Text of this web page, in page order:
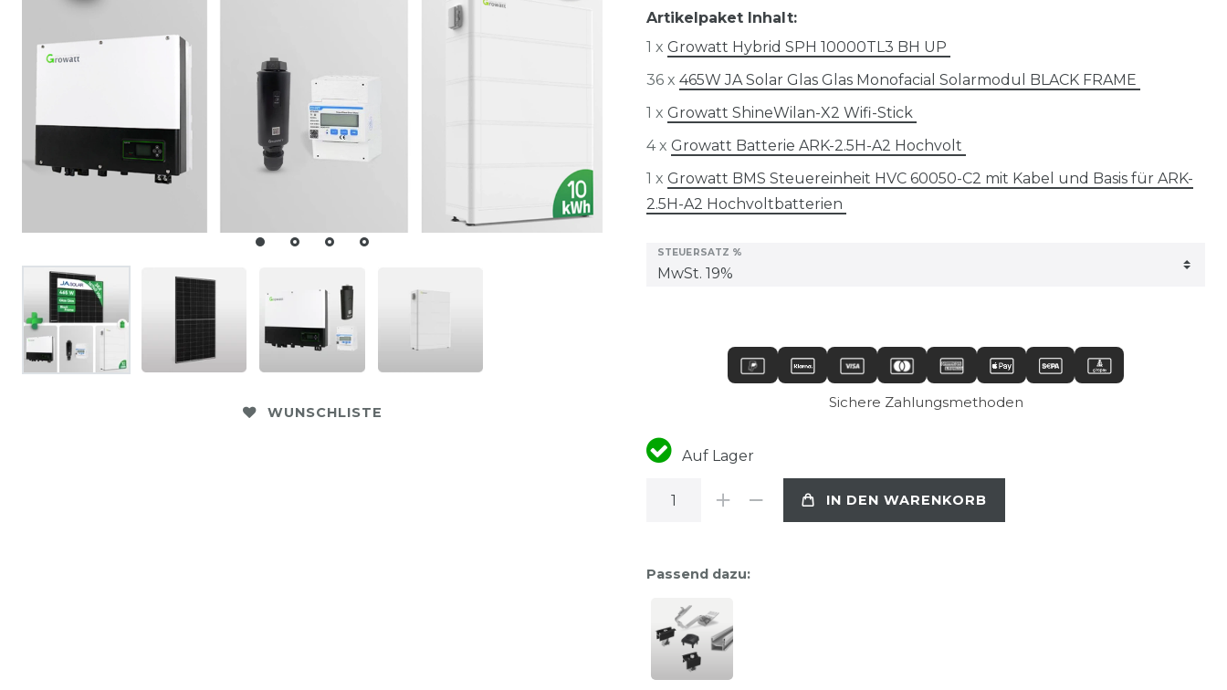
WUNSCHLISTE
Artikelpaket Inhalt:
1 x Growatt Hybrid SPH 10000TL3 BH UP
36 x 465W JA Solar Glas Glas Monofacial Solarmodul BLACK FRAME
1 x Growatt ShineWilan-X2 Wifi-Stick
4 x Growatt Batterie ARK-2.5H-A2 Hochvolt
1 x Growatt BMS Steuereinheit HVC 60050-C2 mit Kabel und Basis für ARK-
2.5H-A2 Hochvoltbatterien
STEUERSATZ %
Sichere Zahlungsmethoden
Auf Lager
IN DEN WARENKORB
Passend dazu: